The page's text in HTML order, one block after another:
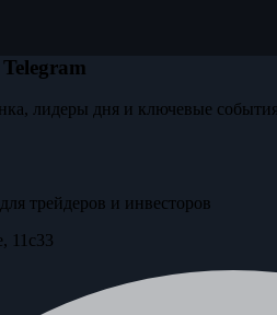
лидеры дня и ключевые
трейдеров и инвесторов
11с33